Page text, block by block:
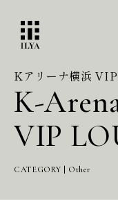
Kアリーナ横浜 VIP
K-
VIP
CATEGORY | Other